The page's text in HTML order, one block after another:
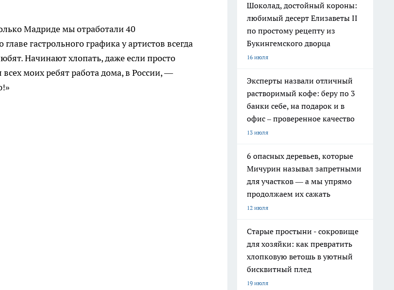
Мадриде мы отработали 40
гастрольного графика у артистов всегда
Начинают хлопать, даже если просто
моих ребят работа дома, в России, —
Шоколад, достойный короны:
любимый десерт Елизаветы II
по простому рецепту из
Букингемского дворца
16 июля
Эксперты назвали отличный
растворимый кофе: беру по 3
банки себе, на подарок и в
офис – проверенное качество
13 июля
6 опасных деревьев, которые
Мичурин называл запретными
для участков — а мы упрямо
продолжаем их сажать
12 июля
Старые простыни - сокровище
для хозяйки: как превратить
хлопковую ветошь в уютный
бисквитный плед
19 июля